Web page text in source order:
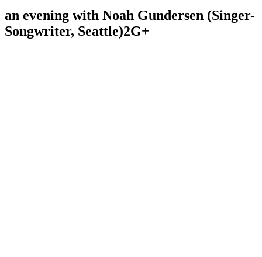
an evening with Noah Gundersen (Singer-
Songwriter, Seattle)2G+